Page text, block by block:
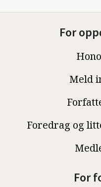
For
Meld
Foredrag og
For